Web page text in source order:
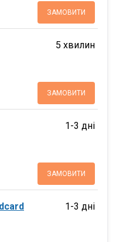
ЗАМОВИТИ
5 хвилин
ЗАМОВИТИ
1-3 дні
ЗАМОВИТИ
1-3 дні